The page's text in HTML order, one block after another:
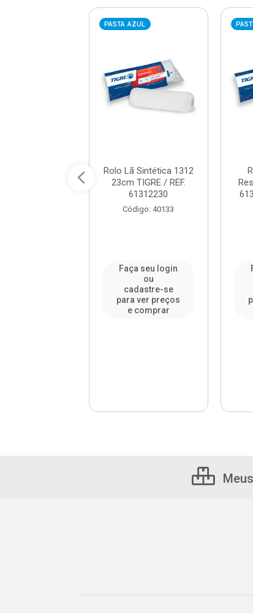
PASTA AZUL
Rolo Lã Sintética 1312
23cm TIGRE / REF.
61312230
Código: 40133
Faça seu login
ou
cadastre-se
para ver preços
e comprar